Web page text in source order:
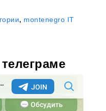
, montenegro IT